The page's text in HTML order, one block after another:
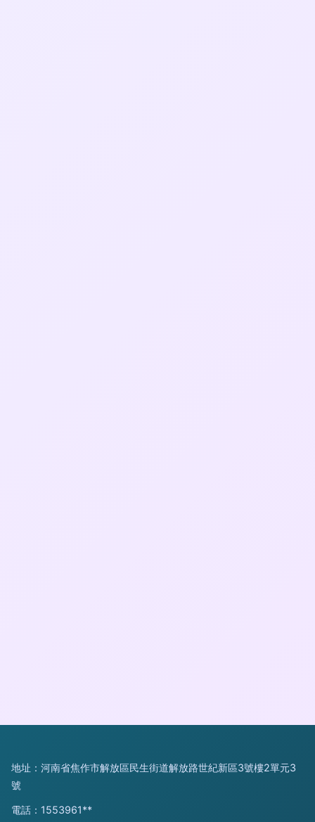
地址：河南省焦作市解放區民生街道解放路世紀新區3號樓2單元3
號
電話：1553961**